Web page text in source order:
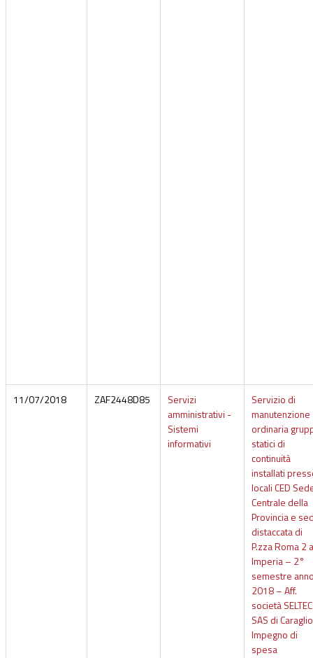
11/07/2018 ZAF2448D85
Servizi
amministrativi -
Sistemi
informativi
Servizio di
manutenzione
ordinaria
statici di
continuità
installati
locali CED
Centrale della
Provincia e
distaccata di
P.zza Roma 2
Imperia – 2°
semestre
2018 – Aff.
società SELTEC
SAS di
Impegno di
spesa